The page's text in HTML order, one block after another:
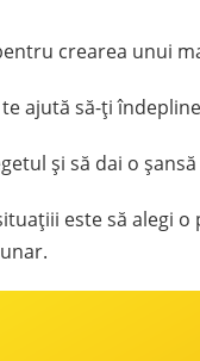
crearea unui
ajută să-ți
și să dai o
este să alegi